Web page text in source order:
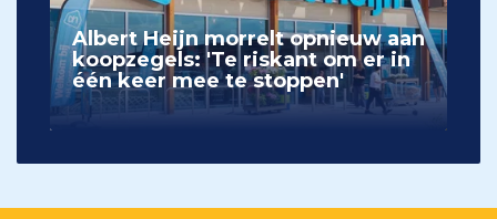
Albert Heijn morrelt opnieuw aan
koopzegels: 'Te riskant om er in
één keer mee te stoppen'